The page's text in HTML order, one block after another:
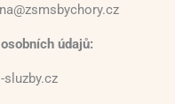
údajů:
sluzby.cz